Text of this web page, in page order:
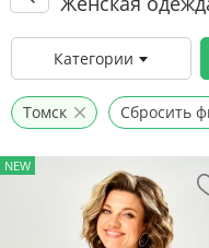
Категории
Томск Сбросить
NEW